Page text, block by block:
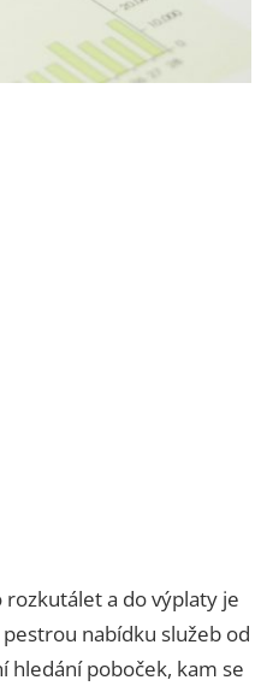
a do výplaty je
nabídku služeb od
hledání poboček, kam se